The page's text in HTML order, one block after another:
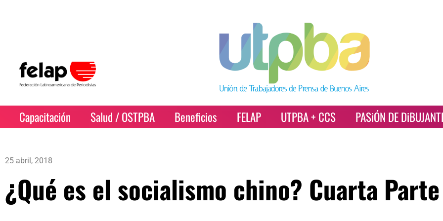
Capacitación Salud / OSTPBA Beneficios FELAP UTPBA + CCS PASiÓN DE
25 abril, 2018
¿Qué es el socialismo chino? Cuarta Parte